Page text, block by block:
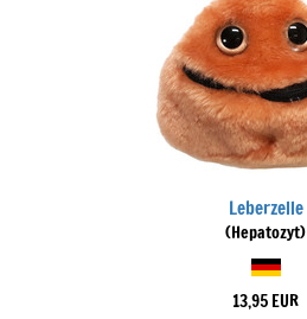
Leberzelle
(Hepatozyt)
13,95 EUR